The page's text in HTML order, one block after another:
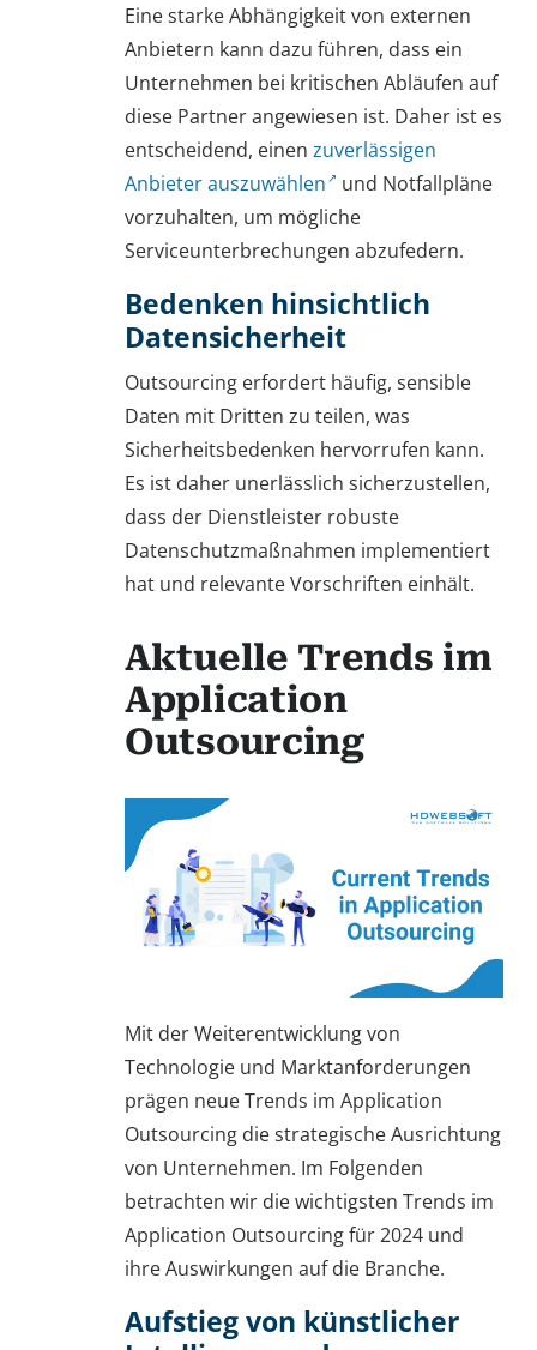
Eine starke Abhängigkeit von externen
Anbietern kann dazu führen, dass ein
Unternehmen bei kritischen Abläufen auf
diese Partner angewiesen ist. Daher ist es
entscheidend, einen zuverlässigen
Anbieter auszuwählen
und Notfallpläne
vorzuhalten, um mögliche
Serviceunterbrechungen abzufedern.
Bedenken hinsichtlich
Datensicherheit
Outsourcing erfordert häufig, sensible
Daten mit Dritten zu teilen, was
Sicherheitsbedenken hervorrufen kann.
Es ist daher unerlässlich sicherzustellen,
dass der Dienstleister robuste
Datenschutzmaßnahmen implementiert
hat und relevante Vorschriften einhält.
Aktuelle Trends im
Application
Outsourcing
Mit der Weiterentwicklung von
Technologie und Marktanforderungen
prägen neue Trends im Application
Outsourcing die strategische Ausrichtung
von Unternehmen. Im Folgenden
betrachten wir die wichtigsten Trends im
Application Outsourcing für 2024 und
ihre Auswirkungen auf die Branche.
Aufstieg von künstlicher